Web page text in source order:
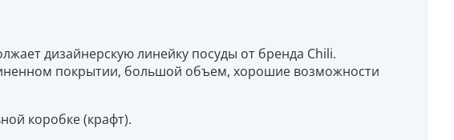
дизайнерскую линейку посуды от бренда Chili.
покрытии, большой объем, хорошие возможности
коробке (крафт).